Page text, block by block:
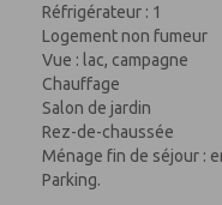
Réfrigérateur : 1
Logement non fumeur
Vue : lac, campagne
Chauffage
Salon de jardin
Rez-de-chaussée
Ménage fin de séjour :
Parking.